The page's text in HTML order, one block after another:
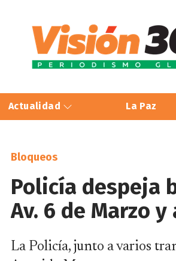
Actualidad La Paz
Bloqueos
Policía despeja
Av. 6 de Marzo
La Policía, junto a varios